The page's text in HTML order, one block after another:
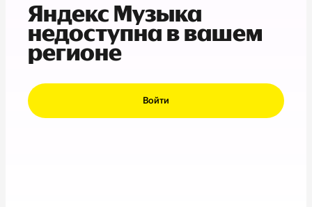
Яндекс Музыка
недоступна в вашем
регионе
Войти